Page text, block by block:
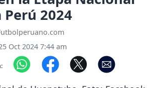
Perú 2024
Oct 2024 7:44 am